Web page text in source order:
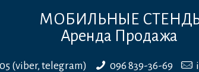
МОБИЛЬНЫЕ
Аренда Продажа
(viber, telegram) 096 839-36-69